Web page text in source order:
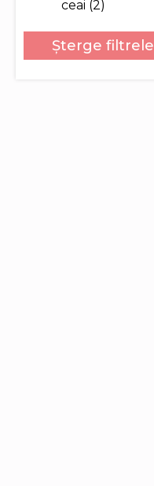
ceai (2)
Șterge filtrele